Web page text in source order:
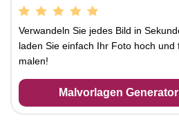
Verwandeln Sie jedes Bild in
laden Sie einfach Ihr Foto hoch und
malen!
Malvorlagen